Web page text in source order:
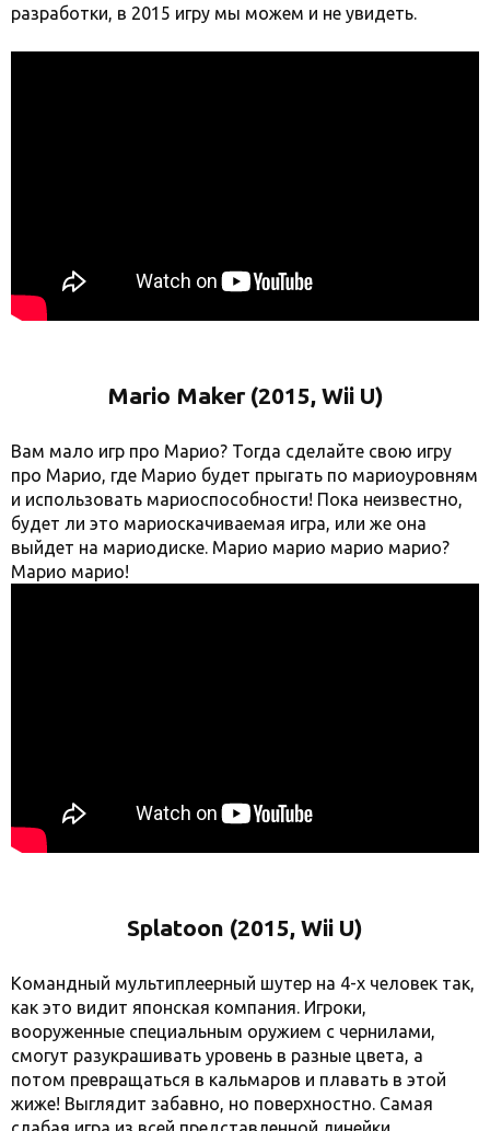
разработки, в 2015 игру мы можем и не увидеть.
Mario Maker (2015, Wii U)
Вам мало игр про Марио? Тогда сделайте свою игру
про Марио, где Марио будет прыгать по мариоуровням
и использовать мариоспособности! Пока неизвестно,
будет ли это мариоскачиваемая игра, или же она
выйдет на мариодиске. Марио марио марио марио?
Марио марио!
Splatoon (2015, Wii U)
Командный мультиплеерный шутер на 4-х человек так,
как это видит японская компания. Игроки,
вооруженные специальным оружием с чернилами,
смогут разукрашивать уровень в разные цвета, а
потом превращаться в кальмаров и плавать в этой
жиже! Выглядит забавно, но поверхностно. Самая